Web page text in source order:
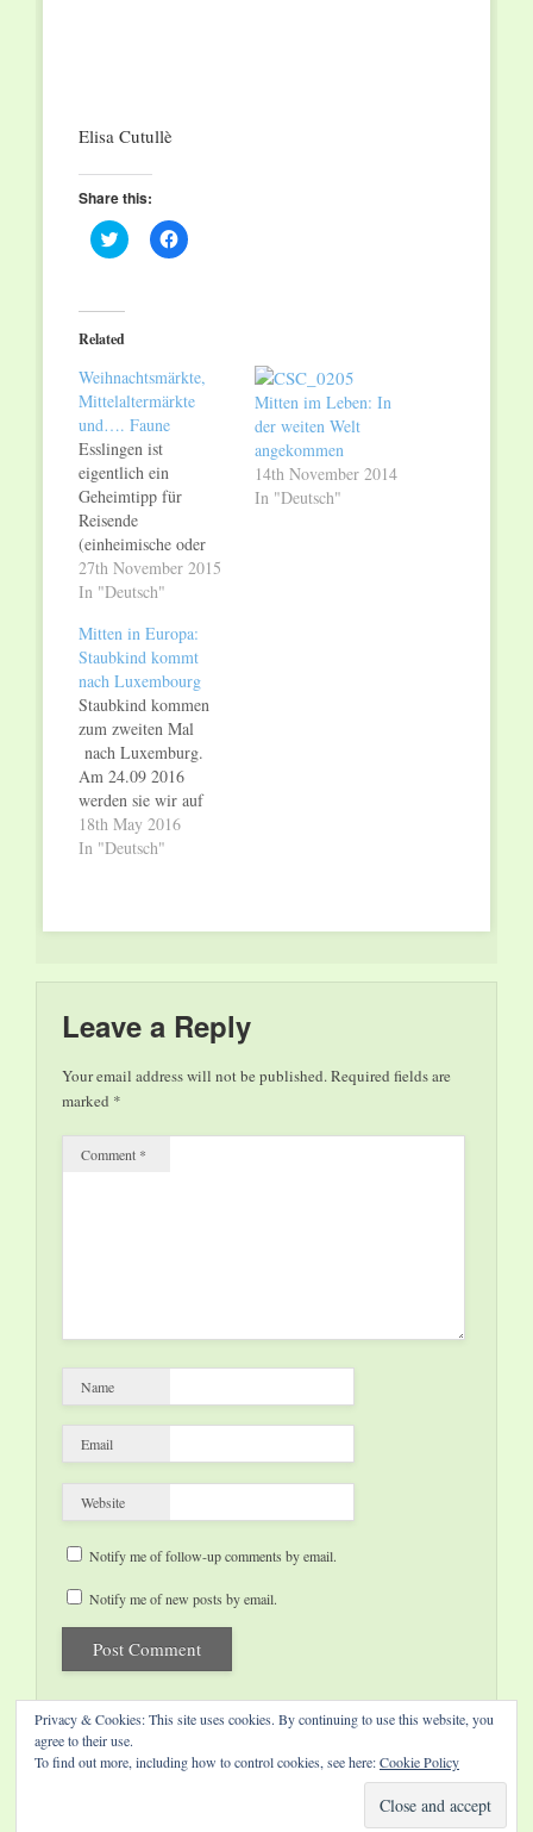
Elisa Cutullè
Share this:
Click
to
(Opens
in
new
Click
to
Related
Weihnachtsmärkte,
Mittelaltermärkte
und…. Faune
Esslingen ist
eigentlich ein
Geheimtipp für
Reisende
(einheimische oder
Touristen) die sich
gerne in das 1.200-
diese
außergewöhnliche
Stadt zu erleben. Im
Winter wird diese
Stadt von knapp
90.000 Einwohnern
zu einer großartigen
Kulisse für
Zeitreisende. Egal
wohin man geht:
27th November 2015
In "Deutsch"
Mitten im Leben: In
der weiten Welt
angekommen
14th November 2014
In "Deutsch"
Mitten in Europa:
Staubkind kommt
nach Luxembourg
Staubkind kommen
zum zweiten Mal
nach Luxemburg.
Am 24.09 2016
werden sie wir auf
dem 1. Rock am
Duerf – Beefort
Jahren?…
18th May 2016
In "Deutsch"
Leave a Reply
Your email address will not be published.Required fields are
marked *
Comment *
Name
Email
Website
Notify me of follow-up comments by email.
Notify me of new posts by email.
Privacy & Cookies: This site uses cookies. By continuing to use this website, you
agree to their use.
To find out more, including how to control cookies, see here:Cookie Policy